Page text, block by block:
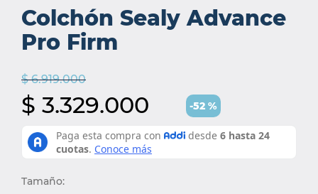
Colchón Sealy Advance
Pro Firm
$ 6.919.000
$ 3.329.000 -52 %
Tamaño:
5. coolmax
6 protector colchón
9. magnerest
10. cama